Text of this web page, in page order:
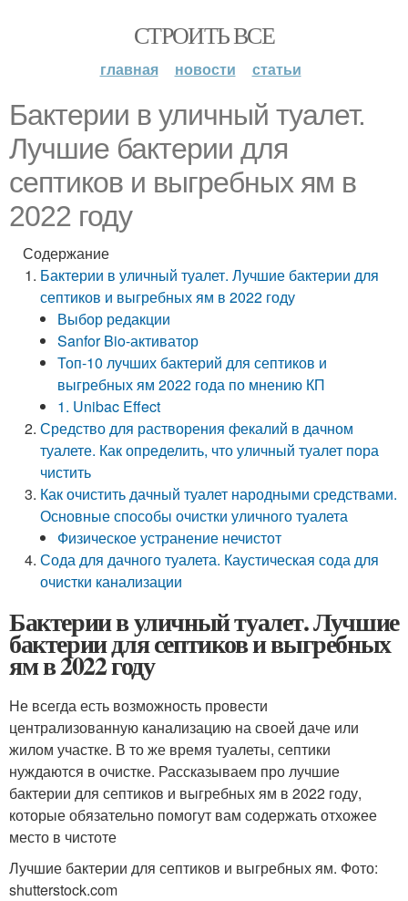
СТРОИТЬ ВСЕ
главная новости статьи
Бактерии в уличный туалет.
Лучшие бактерии для
септиков и выгребных ям в
2022 году
Содержание
Бактерии в уличный туалет. Лучшие бактерии для
септиков и выгребных ям в 2022 году
Выбор редакции
Sanfor Bio-активатор
Топ-10 лучших бактерий для септиков и
выгребных ям 2022 года по мнению КП
1. Unibac Effect
Средство для растворения фекалий в дачном
туалете. Как определить, что уличный туалет пора
чистить
Как очистить дачный туалет народными средствами.
Основные способы очистки уличного туалета
Физическое устранение нечистот
Сода для дачного туалета. Каустическая сода для
очистки канализации
Бактерии в уличный туалет. Лучшие
бактерии для септиков и выгребных
ям в 2022 году
Не всегда есть возможность провести
централизованную канализацию на своей даче или
жилом участке. В то же время туалеты, септики
нуждаются в очистке. Рассказываем про лучшие
бактерии для септиков и выгребных ям в 2022 году,
которые обязательно помогут вам содержать отхожее
место в чистоте
Лучшие бактерии для септиков и выгребных ям. Фото:
shutterstock.com